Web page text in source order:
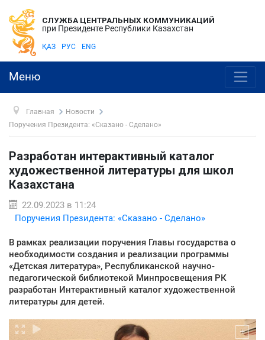
СЛУЖБА ЦЕНТРАЛЬНЫХ КОММУНИКАЦИЙ
при Президенте Республики Казахстан
ҚАЗ РУС ENG
Меню
Главная
Новости
Поручения Президента: «Сказано - Сделано»
Разработан интерактивный каталог
художественной литературы для школ
Казахстана
22.09.2023 в 11:24
Поручения Президента: «Сказано - Сделано»
В рамках реализации поручения Главы государства о
необходимости создания и реализации программы
«Детская литература», Республиканской научно-
педагогической библиотекой Минпросвещения РК
разработан Интерактивный каталог художественной
литературы для детей.